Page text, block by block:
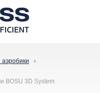
BOSU 3D System